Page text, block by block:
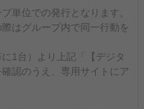
単位での発行となります。
はグループ内で同一行動を
1台）より上記「【デジタ
認のうえ、専用サイトにア